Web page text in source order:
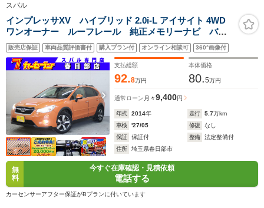
スバル
インプレッサXV ハイブリッド 2.0i-L アイサイト 4WD
ワンオーナー ルーフレール 純正メモリーナビ バッ
クカメラ スマートキー ETC ドラレコ HIDヘッドラ
イト アダプティブクルーズ パワーシート ブルート
ゥースオーディオ 純正アルミ フルセグTV
販売店保証 車両品質評価書付 購入プラン付 オンライン相談可 360°画像付
支払総額
92.8万円
本体価格
80.5万円
通常ローン 月々9,400円
年式 2014年 走行 5.7万km
車検
'27/05 修復
なし
保証
保証付 整備
法定整備付
住所
埼玉県春日部市
無
料
今すぐ在庫確認・見積依頼
電話する
カーセンサーアフター保証がBプランに付いています